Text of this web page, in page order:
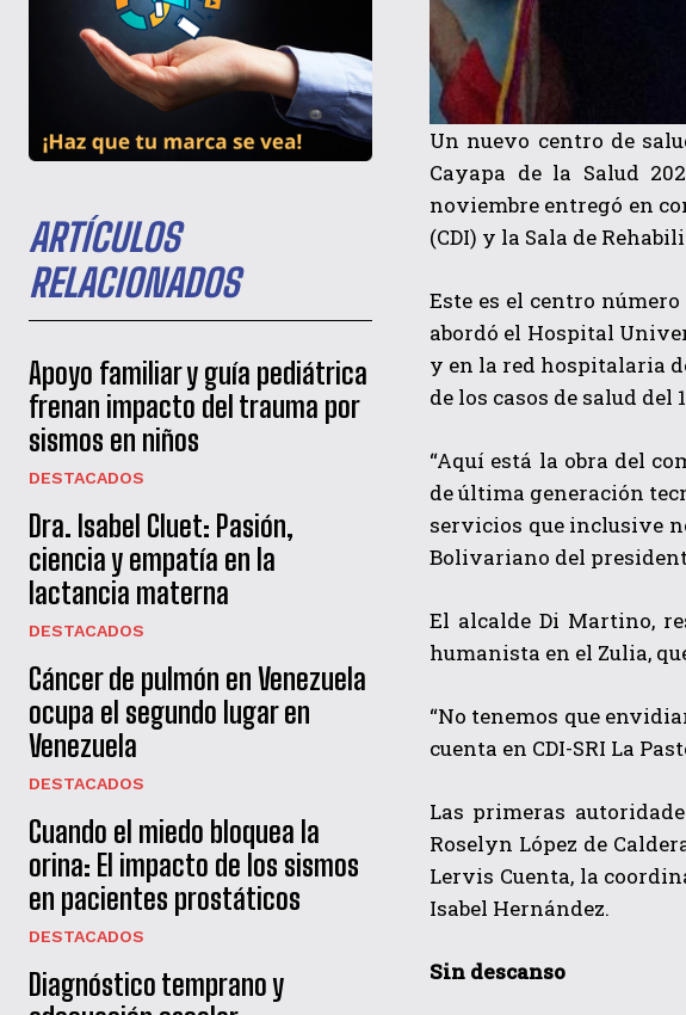
He leído y
ARTÍCULOS
RELACIONADOS
Apoyo familiar y guía pediátrica
frenan impacto del trauma por
sismos en niños
DESTACADOS
Dra. Isabel Cluet: Pasión,
ciencia y empatía en la
lactancia materna
DESTACADOS
Cáncer de pulmón en Venezuela
ocupa el segundo lugar en
Venezuela
DESTACADOS
Cuando el miedo bloquea la
orina: El impacto de los sismos
en pacientes prostáticos
DESTACADOS
Diagnóstico temprano y
Un nuevo centro de
Cayapa de la Salud
noviembre entregó en
(CDI) y la Sala de
Este es el centro número
abordó el Hospital
y en la red hospitalaria
de los casos de salud del
“Aquí está la obra del
de última generación
servicios que inclusive
Bolivariano del
El alcalde Di Martino,
humanista en el Zulia,
“No tenemos que
cuenta en CDI-SRI La
Las primeras
Roselyn López de
Lervis Cuenta, la
Isabel Hernández.
Sin descanso